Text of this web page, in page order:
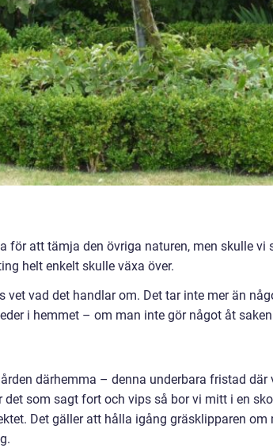
för att tämja den övriga naturen, men skulle vi
helt enkelt skulle växa över.
vad det handlar om. Det tar inte mer än
i hemmet – om man inte gör något åt
därhemma – denna underbara fristad där
det som sagt fort och vips så bor vi mitt i en
Det gäller att hålla igång gräsklipparen om